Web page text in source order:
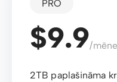
PRO
$9.9/
2TB paplašināma